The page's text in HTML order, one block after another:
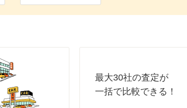
最大30社の査定が
一括で比較できる！